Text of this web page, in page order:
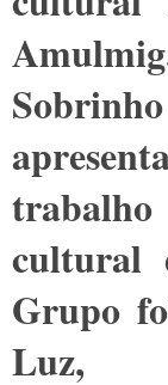
cultural
Grupo
Luz,